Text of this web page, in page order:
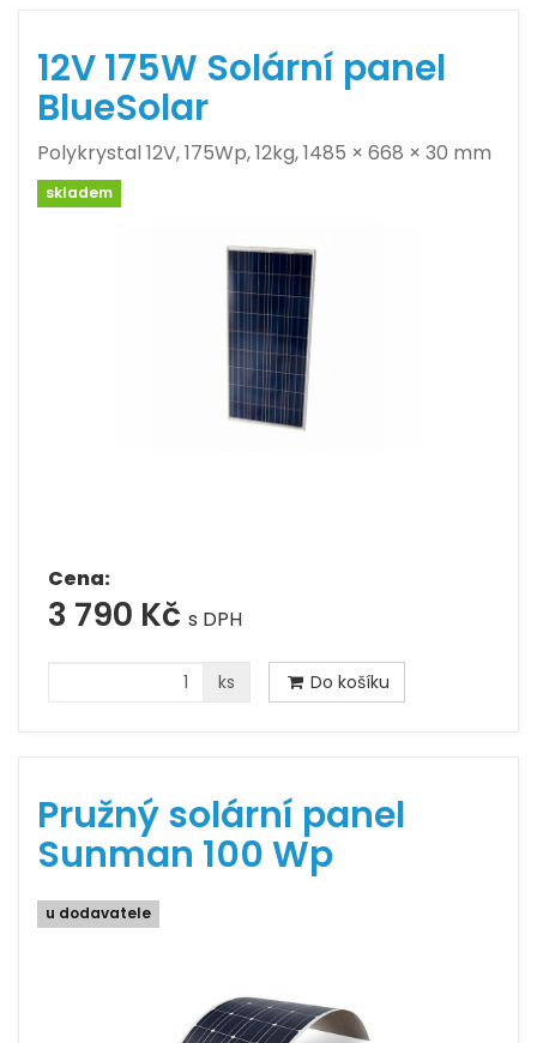
12V 175W Solární panel
BlueSolar
Polykrystal 12V, 175Wp, 12kg, 1485 × 668 × 30 mm
skladem
Cena:
3 790 Kč s DPH
ks Do košíku
Pružný solární panel
Sunman 100 Wp
u dodavatele